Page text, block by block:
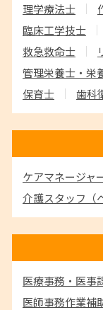
理学療法士
臨床工学技士
救急救命士
管理栄養士・栄
保育士
歯科
ケアマネージャ
介護スタッフ
医療事務・医事
医師事務作業補